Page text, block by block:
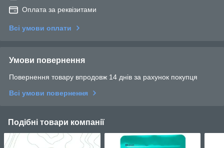
Оплата за реквізитами
Всі умови оплати
Умови повернення
Повернення товару впродовж 14 днів за рахунок покупця
Всі умови повернення
Подібні товари компанії